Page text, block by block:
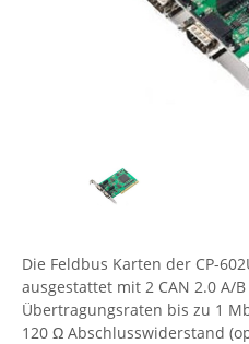
IP, WLAN & GSM Sensorik
IoT - Internet of Things
IPC, Industrielle
Wi-Fi - WLAN - Wireless
Serverräume
RMA / Rücksendung / Support
Fokus Technologies
Gefen
Die Feldbus Karten der CP-
ausgestattet mit 2 CAN 2.0 A/
Übertragungsraten bis zu 1
120 Ω Abschlusswiderstand